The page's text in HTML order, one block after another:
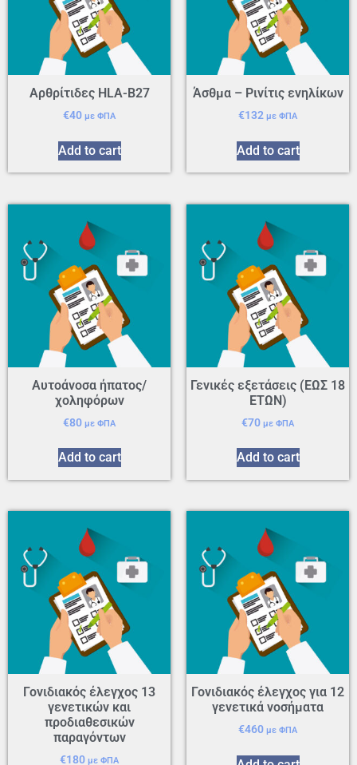
Αρθρίτιδες HLA-B27
€40 με ΦΠΑ
Add to cart
Άσθμα – Ρινίτις ενηλίκων
€132 με ΦΠΑ
Add to cart
Αυτοάνοσα ήπατος/
χοληφόρων
€80 με ΦΠΑ
Add to cart
Γενικές εξετάσεις (EΩΣ 18
ΕΤΩΝ)
€70 με ΦΠΑ
Add to cart
Γονιδιακός έλεγχος 13
γενετικών και
προδιαθεσικών
παραγόντων
€180 με ΦΠΑ
Γονιδιακός έλεγχος για 12
γενετικά νοσήματα
€460 με ΦΠΑ